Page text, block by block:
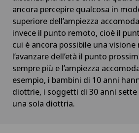
ancora percepire qualcosa in
superiore dell’ampiezza
invece il punto remoto, cioè il
cui è ancora possibile una visione
l’avanzare dell’età il punto
sempre più e l’ampiezza
esempio, i bambini di 10 anni
diottrie, i soggetti di 30 anni sette
una sola diottria.